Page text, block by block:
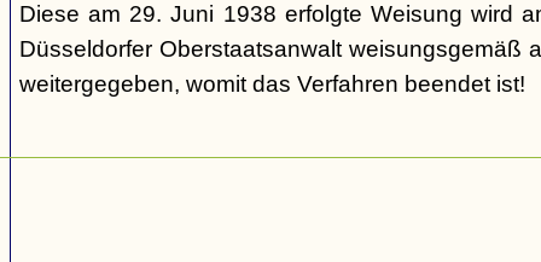
Diese am 29. Juni 1938 erfolgte Weisung wird
Düsseldorfer Oberstaatsanwalt weisungsgemäß
weitergegeben, womit das Verfahren beendet ist!